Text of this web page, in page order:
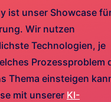
ist unser Showcase
Wir nutzen
Technologien, je
Prozessproblem
Thema einsteigen
mit unserer KI-